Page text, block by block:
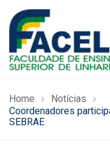
Home
Notícias
Coordenadores
SEBRAE